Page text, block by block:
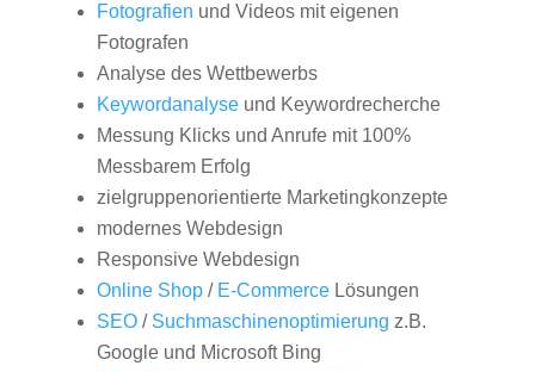
Fotografien und Videos mit eigenen
Fotografen
Analyse des Wettbewerbs
Keywordanalyseund Keywordrecherche
Messung Klicks und Anrufe mit 100%
Messbarem Erfolg
zielgruppenorientierte Marketingkonzepte
modernes Webdesign
Responsive Webdesign
Online Shop/ E-CommerceLösungen
SEO/ Suchmaschinenoptimierung z.B.
Google und Microsoft Bing